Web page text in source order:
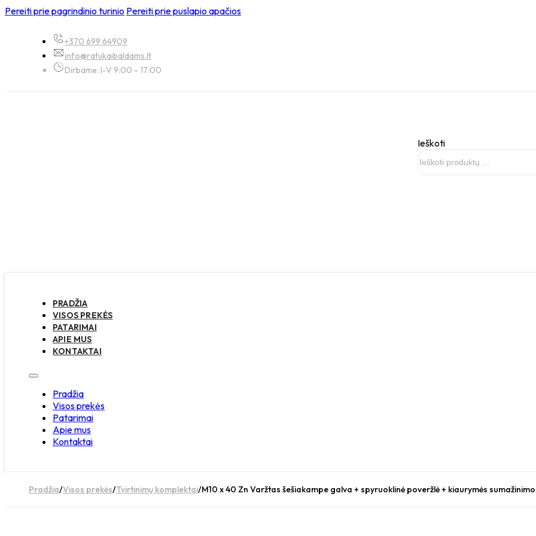
Pereiti prie pagrindinio turinio Pereiti prie puslapio apačios
+370 699 64909
info@ratukaibaldams.lt
Dirbame: I-V 9:00 - 17:00
Ieškoti
PRADŽIA
VISOS PREKĖS
PATARIMAI
APIE MUS
KONTAKTAI
Pradžia
Visos prekės
Patarimai
Apie mus
Kontaktai
Pradžia/Visos prekės/Tvirtinimų komplektai/M10 x 40 Zn Varžtas šešiakampe galva + spyruoklinė poveržlė + kiaurymės